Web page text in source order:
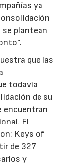
ya
se plantean
que las
todavía
de su
encuentran
El
Keys of
de 327
y